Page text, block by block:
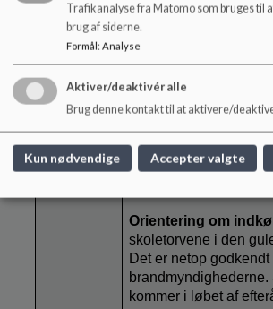
m.m. Politiet kom
skolen var hurtigt ude
medarbejdere og
Liv. Orientering om,
stadig er et trygt sted
vil løbende
at sikre tryghed.
Orientering om
skoletorvene i den
Det er netop godkendt
kommer i løbet af
Trafikanalyse fra Matomo som bruges til
brug af siderne.
Formål: Analyse
Aktiver/deaktivér alle
Brug denne kontakt til at aktivere/
Kun nødvendige Accepter valgte